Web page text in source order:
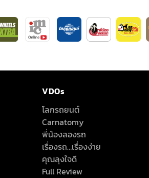
VDOs
โลกรถยนต์
Carnatomy
พี่น้องลองรถ
เรื่องรถ…เรื่องง่าย
คุณลุงใจดี
Full Review